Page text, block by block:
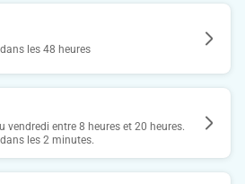
les 48 heures
vendredi entre 8 heures et 20 heures.
les 2 minutes.